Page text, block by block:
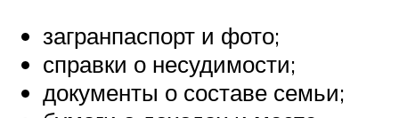
загранпаспорт и фото;
справки о несудимости;
документы о составе семьи;